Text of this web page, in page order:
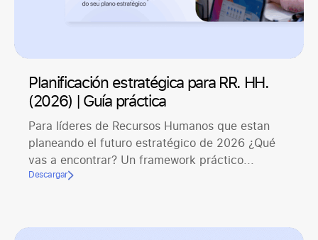
Planificación estratégica para RR. HH.
(2026) | Guía práctica
Para líderes de Recursos Humanos que estan
planeando el futuro estratégico de 2026 ¿Qué
vas a encontrar? Un framework práctico...
Descargar